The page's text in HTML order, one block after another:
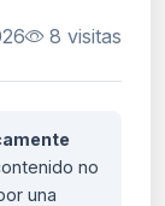
8 visitas
no
una